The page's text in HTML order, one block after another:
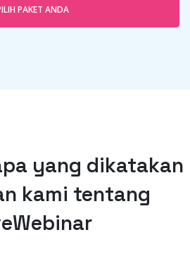
PAKET ANDA
yang dikatakan
kami tentang